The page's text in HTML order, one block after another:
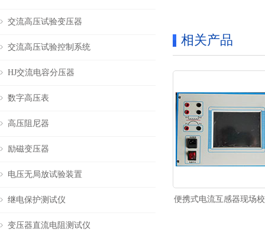
交流高压试验变压器
交流高压试验控制系统
HJ交流电容分压器
数字高压表
高压阻尼器
励磁变压器
电压无局放试验装置
继电保护测试仪
变压器直流电阻测试仪
相关产品
便携式电流互感器现场